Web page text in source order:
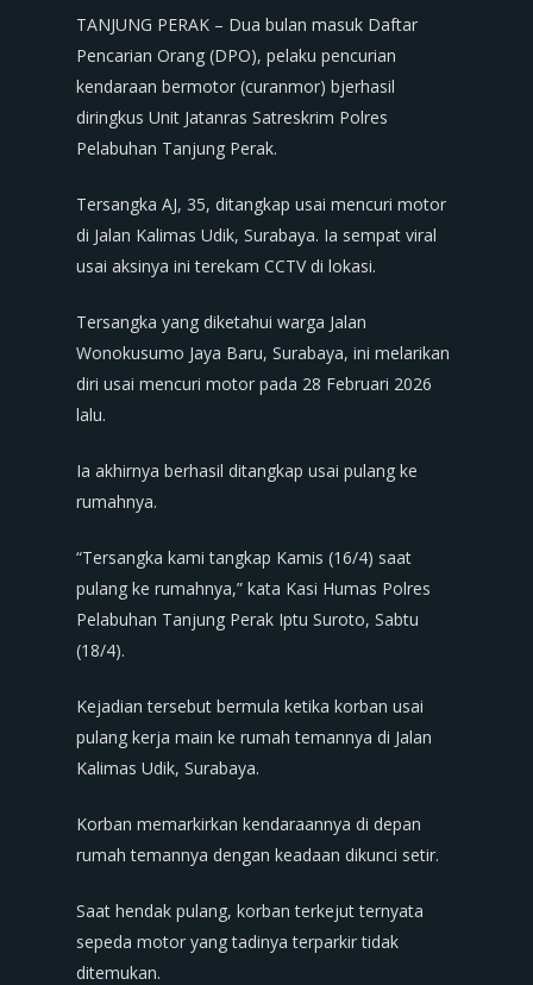
TANJUNG PERAK – Dua bulan masuk Daftar
Pencarian Orang (DPO), pelaku pencurian
kendaraan bermotor (curanmor) bjerhasil
diringkus Unit Jatanras Satreskrim Polres
Pelabuhan Tanjung Perak.
Tersangka AJ, 35, ditangkap usai mencuri motor
di Jalan Kalimas Udik, Surabaya. Ia sempat viral
usai aksinya ini terekam CCTV di lokasi.
Tersangka yang diketahui warga Jalan
Wonokusumo Jaya Baru, Surabaya, ini melarikan
diri usai mencuri motor pada 28 Februari 2026
lalu.
Ia akhirnya berhasil ditangkap usai pulang ke
rumahnya.
“Tersangka kami tangkap Kamis (16/4) saat
pulang ke rumahnya,” kata Kasi Humas Polres
Pelabuhan Tanjung Perak Iptu Suroto, Sabtu
(18/4).
Kejadian tersebut bermula ketika korban usai
pulang kerja main ke rumah temannya di Jalan
Kalimas Udik, Surabaya.
Korban memarkirkan kendaraannya di depan
rumah temannya dengan keadaan dikunci setir.
Saat hendak pulang, korban terkejut ternyata
sepeda motor yang tadinya terparkir tidak
ditemukan.